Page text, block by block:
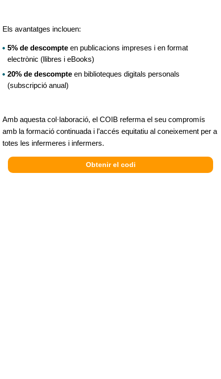
Els avantatges inclouen:
5% de descompte en publicacions impreses i en format
electrònic (llibres i eBooks)
20% de descompte en biblioteques digitals personals
(subscripció anual)
Amb aquesta col·laboració, el COIB referma el seu compromís
amb la formació continuada i l’accés equitatiu al coneixement per a
totes les infermeres i infermers.
Obtenir el codi